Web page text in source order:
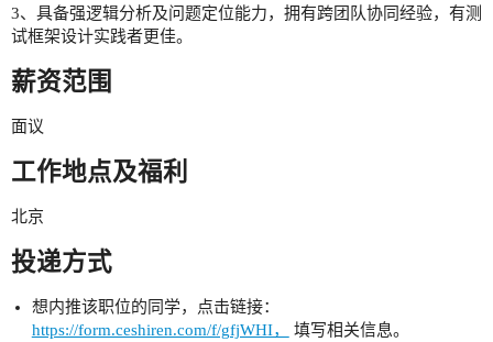
3、具备强逻辑分析及问题定位能力，拥有跨团队协同经验，有测
试框架设计实践者更佳。
薪资范围
面议
工作地点及福利
北京
投递方式
想内推该职位的同学，点击链接：
https://form.ceshiren.com/f/gfjWHI，
填写相关信息。